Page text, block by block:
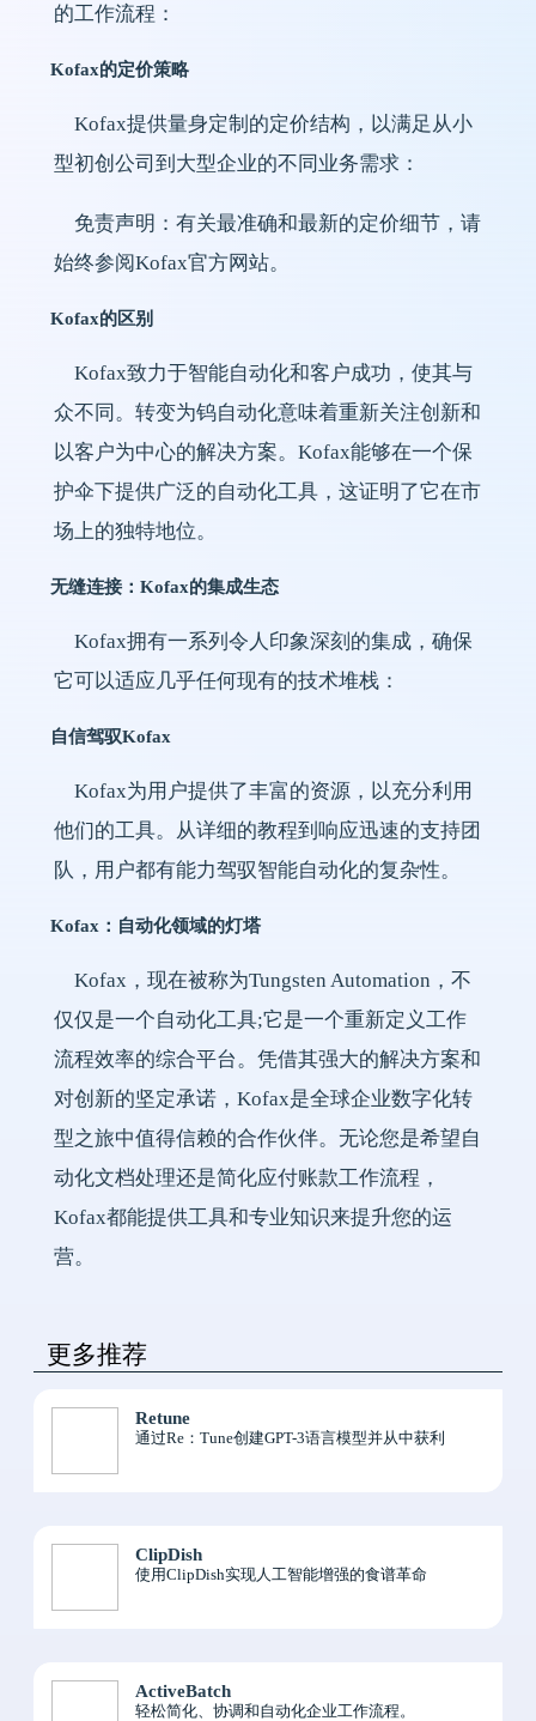
的工作流程：
Kofax的定价策略
Kofax提供量身定制的定价结构，以满足从小
型初创公司到大型企业的不同业务需求：
免责声明：有关最准确和最新的定价细节，请
始终参阅Kofax官方网站。
Kofax的区别
Kofax致力于智能自动化和客户成功，使其与
众不同。转变为钨自动化意味着重新关注创新和
以客户为中心的解决方案。Kofax能够在一个保
护伞下提供广泛的自动化工具，这证明了它在市
场上的独特地位。
无缝连接：Kofax的集成生态
Kofax拥有一系列令人印象深刻的集成，确保
它可以适应几乎任何现有的技术堆栈：
自信驾驭Kofax
Kofax为用户提供了丰富的资源，以充分利用
他们的工具。从详细的教程到响应迅速的支持团
队，用户都有能力驾驭智能自动化的复杂性。
Kofax：自动化领域的灯塔
Kofax，现在被称为Tungsten Automation，不
仅仅是一个自动化工具;它是一个重新定义工作
流程效率的综合平台。凭借其强大的解决方案和
对创新的坚定承诺，Kofax是全球企业数字化转
型之旅中值得信赖的合作伙伴。无论您是希望自
动化文档处理还是简化应付账款工作流程，
Kofax都能提供工具和专业知识来提升您的运
营。
更多推荐
Retune
通过Re：Tune创建GPT-3语言模型并从中获利
ClipDish
使用ClipDish实现人工智能增强的食谱革命
ActiveBatch
轻松简化、协调和自动化企业工作流程。